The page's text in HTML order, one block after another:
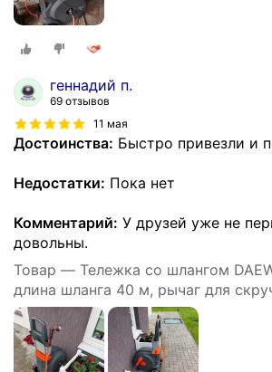
геннадий п.
69 отзывов
11 мая
Достоинства: Быстро привезли и
Недостатки: Пока нет
Комментарий: У друзей уже не
довольны.
Товар — Тележка со шлангом
длина шланга 40 м, рычаг для
автоматическая укладка